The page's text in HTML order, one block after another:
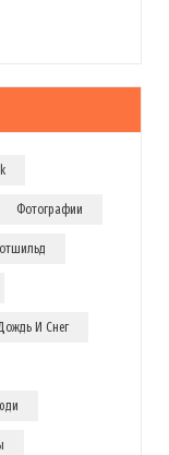
Фотографии
И Снег